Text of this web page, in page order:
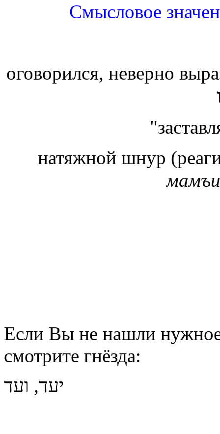
Смысловое
оговорился, неверно
натяжной шнур
Если Вы не нашли нужное
смотрите гнёзда:
יעד, ועד